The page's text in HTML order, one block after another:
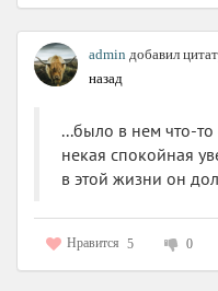
admin добавил
назад
...было в нем что-
некая спокойная
в этой жизни он
Нравится 5 0